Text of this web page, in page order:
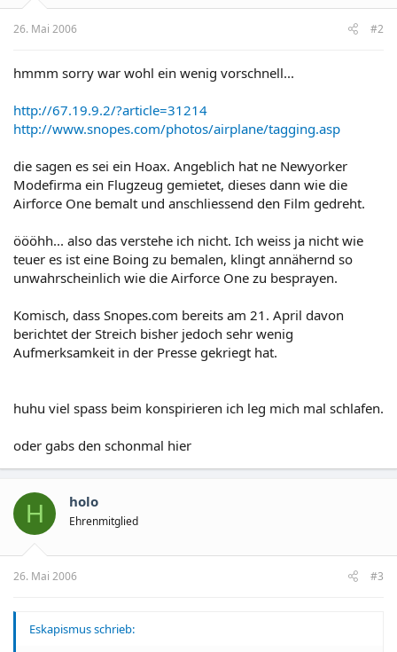
26. Mai 2006 #2
hmmm sorry war wohl ein wenig vorschnell...
http://67.19.9.2/?article=31214
http://www.snopes.com/photos/airplane/tagging.asp
die sagen es sei ein Hoax. Angeblich hat ne Newyorker
Modefirma ein Flugzeug gemietet, dieses dann wie die
Airforce One bemalt und anschliessend den Film gedreht.
öööhh... also das verstehe ich nicht. Ich weiss ja nicht wie
teuer es ist eine Boing zu bemalen, klingt annähernd so
unwahrscheinlich wie die Airforce One zu besprayen.
Komisch, dass Snopes.com bereits am 21. April davon
berichtet der Streich bisher jedoch sehr wenig
Aufmerksamkeit in der Presse gekriegt hat.
huhu viel spass beim konspirieren ich leg mich mal schlafen.
oder gabs den schonmal hier
H holo
Ehrenmitglied
26. Mai 2006 #3
Eskapismus schrieb: